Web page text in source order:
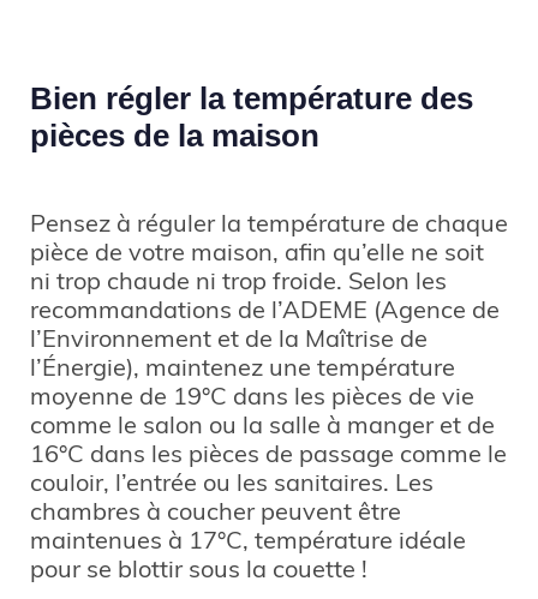
Bien régler la température des
pièces de la maison
Pensez à réguler la température de chaque
pièce de votre maison, afin qu’elle ne soit
ni trop chaude ni trop froide. Selon les
recommandations de l’ADEME (Agence de
l’Environnement et de la Maîtrise de
l’Énergie), maintenez une température
moyenne de 19°C dans les pièces de vie
comme le salon ou la salle à manger et de
16°C dans les pièces de passage comme le
couloir, l’entrée ou les sanitaires. Les
chambres à coucher peuvent être
maintenues à 17°C, température idéale
pour se blottir sous la couette !